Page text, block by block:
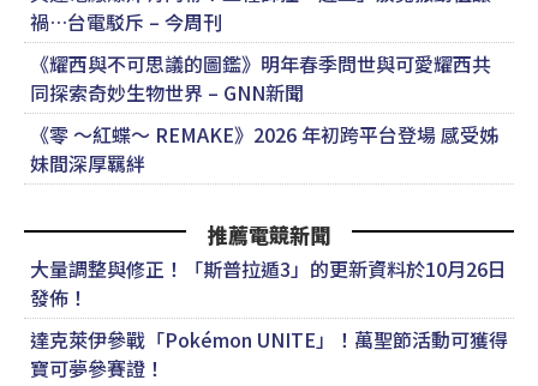
禍…台電駁斥 – 今周刊
《耀西與不可思議的圖鑑》明年春季問世與可愛耀西共
同探索奇妙生物世界 – GNN新聞
《零 ～紅蝶～ REMAKE》2026 年初跨平台登場 感受姊
妹間深厚羈絆
推薦電競新聞
大量調整與修正！「斯普拉遁3」的更新資料於10月26日
發佈！
達克萊伊參戰「Pokémon UNITE」！萬聖節活動可獲得
寶可夢參賽證！